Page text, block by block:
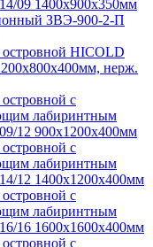
09 1400х900х350мм
ЗВЭ-900-2-П
HICOLD
нерж.
с
лабиринтным
12 900х1200х400мм
с
лабиринтным
12 1400х1200х400мм
с
лабиринтным
16 1600х1600х400мм
с